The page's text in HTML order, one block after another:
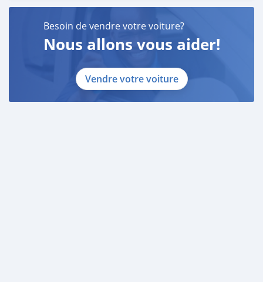
Besoin de vendre votre voiture?
Nous allons vous aider!
Vendre votre voiture